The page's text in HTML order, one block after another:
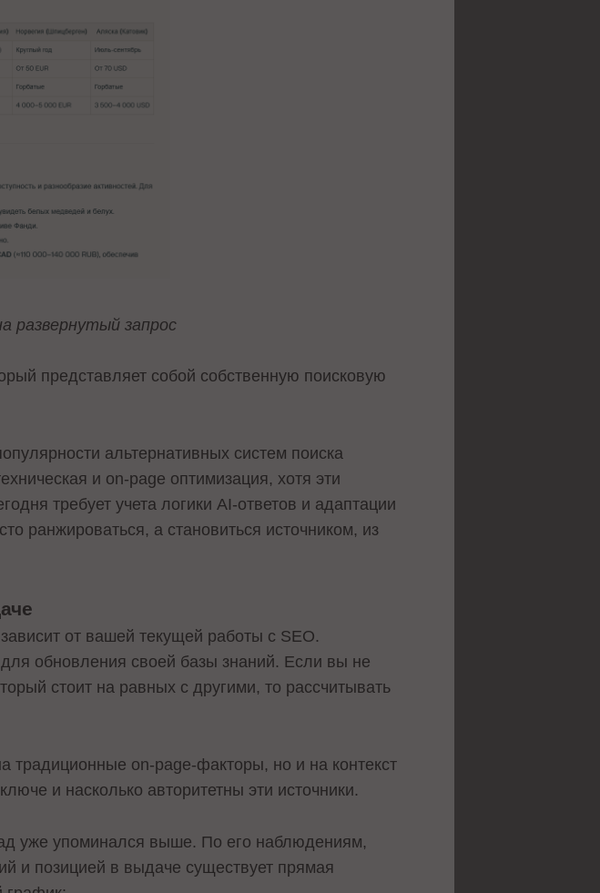
запрос
представляет собой собственную поисковую
альтернативных систем поиска
и on-page оптимизация, хотя эти
требует учета логики AI-ответов и адаптации
ранжироваться, а становиться источником, из
от вашей текущей работы с SEO.
обновления своей базы знаний. Если вы не
стоит на равных с другими, то рассчитывать
традиционные on-page-факторы, но и на контекст
и насколько авторитетны эти источники.
уже упоминался выше. По его наблюдениям,
и позицией в выдаче существует прямая